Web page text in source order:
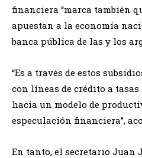
financiera “marca también
apuestan a la economía
banca pública de las y los
“Es a través de estos
con líneas de crédito a
hacia un modelo de
especulación financiera”,
En tanto, el secretario Juan